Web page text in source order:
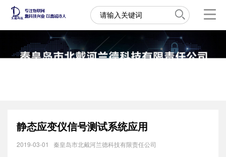
静态应变仪信号测试系统应用
2019-03-01 秦皇岛市北戴河兰德科技有限责任公司